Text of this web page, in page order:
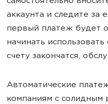
аккаунта и следите за
первый платеж будет
начинать
счету закончатся,
Автоматические
компаниям с